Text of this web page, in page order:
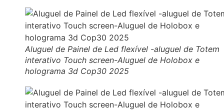
Aluguel de Painel de Led flexível -aluguel de Totem
interativo Touch screen-Aluguel de Holobox e
holograma 3d Cop30 2025